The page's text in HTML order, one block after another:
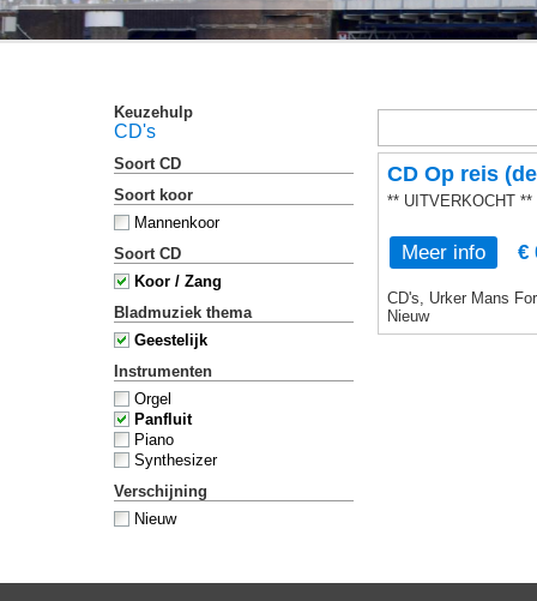
Keuzehulp
CD's
Soort CD
Soort koor
Mannenkoor
Soort CD
Koor / Zang
Bladmuziek thema
Geestelijk
Instrumenten
Orgel
Panfluit
Piano
Synthesizer
Verschijning
Nieuw
CD Op reis
** UITVERKOCHT **
Meer info €
CD's, Urker Mans
Nieuw